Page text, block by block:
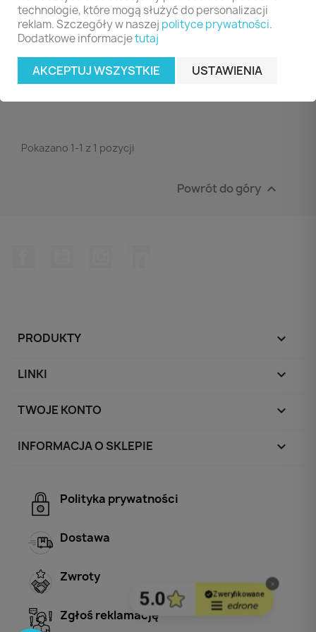
130-1555
18,99 zł

Pokazano 1-1 z 1 pozycji
Powrót do góry 
PRODUKTY 
LINKI 
TWOJE KONTO 
INFORMACJA O SKLEPIE keyboard_arrow_down
technologie, które mogą służyć do personalizacji
reklam. Szczegóły w naszej polityce prywatności.
Dodatkowe informacjetutaj
AKCEPTUJ WSZYSTKIE USTAWIENIA
Polityka prywatności
Dostawa
Zwroty
Zgłoś reklamację